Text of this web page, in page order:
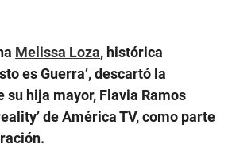
Melissa Loza, histórica
es Guerra’, descartó la
su hija mayor, Flavia Ramos
de América TV, como parte